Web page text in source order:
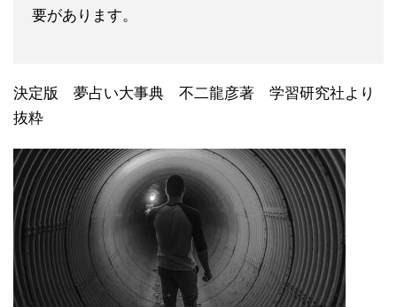
要があります。
決定版 夢占い大事典 不二龍彦著 学習研究社より
抜粋